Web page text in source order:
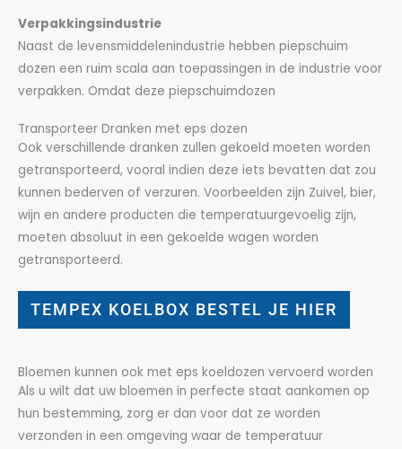
Verpakkingsindustrie
Naast de levensmiddelenindustrie hebben piepschuim
dozen een ruim scala aan toepassingen in de industrie voor
verpakken. Omdat deze piepschuimdozen
Transporteer Dranken met eps dozen
Ook verschillende dranken zullen gekoeld moeten worden
getransporteerd, vooral indien deze iets bevatten dat zou
kunnen bederven of verzuren. Voorbeelden zijn Zuivel, bier,
wijn en andere producten die temperatuurgevoelig zijn,
moeten absoluut in een gekoelde wagen worden
getransporteerd.
TEMPEX KOELBOX BESTEL JE HIER
Bloemen kunnen ook met eps koeldozen vervoerd worden
Als u wilt dat uw bloemen in perfecte staat aankomen op
hun bestemming, zorg er dan voor dat ze worden
verzonden in een omgeving waar de temperatuur